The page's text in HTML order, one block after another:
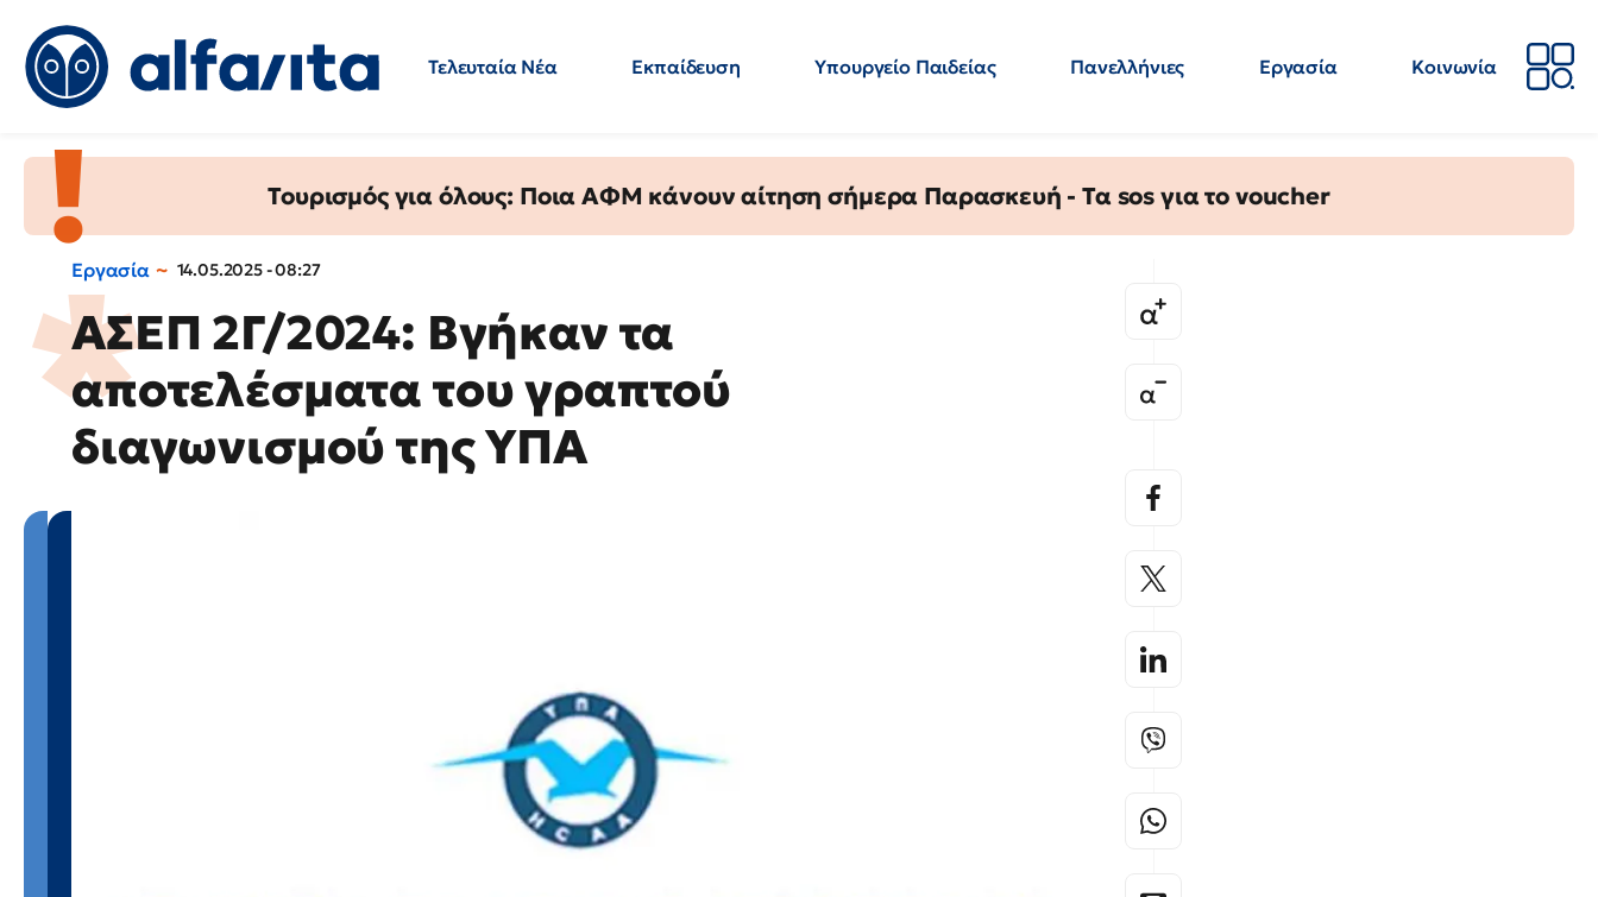
Τελευταία Νέα Εκπαίδευση Υπουργείο Παιδείας Πανελλήνιες Εργασία
Κοινωνία
Τουρισμός για όλους: Ποια ΑΦΜ κάνουν αίτηση σήμερα Παρασκευή - Τα sos για το voucher
Εργασία 14.05.2025 - 08:27
ΑΣΕΠ 2Γ/2024: Βγήκαν τα
αποτελέσματα του γραπτού
διαγωνισμού της ΥΠΑ